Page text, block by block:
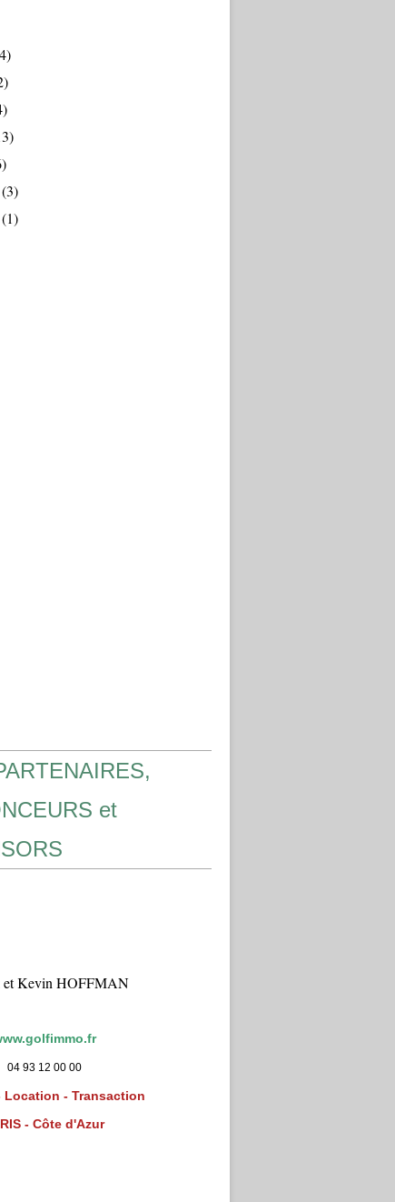
et
et Kevin HOFFMAN
04 93 12 00 00
Location - Transaction
- Côte d'Azur